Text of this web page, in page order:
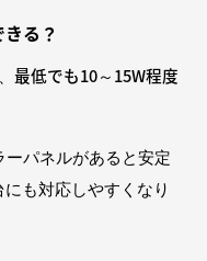
る？
最低でも10～15W程度
ーパネルがあると安定
も対応しやすくなり